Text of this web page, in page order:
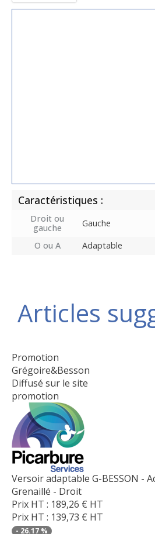
Caractéristiques :
Droit ou
gauche
Gauche
O ou A
Adaptable
Articles
Promotion
Grégoire&Besson
Diffusé sur le site
promotion
Versoir adaptable G-BESSON -
Grenaillé - Droit
Prix HT : 189,26 € HT
Prix HT : 139,73 € HT
- 26.17 %